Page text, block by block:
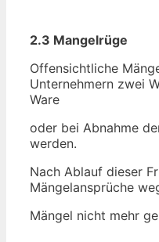
2.3 Mangelrüge
Offensichtliche
Unternehmern zwei
Ware
oder bei Abnahme
werden.
Nach Ablauf dieser
Mängelansprüche
Mängel nicht mehr